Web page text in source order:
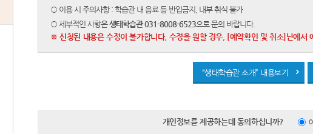
○ 이용 시 주의사항 : 학습관 내 음료 등 반입금지, 내부 취식 불가
○ 세부적인 사항은생태학습관 031-8008-6523으로 문의 바랍니다.
※ 신청된 내용은 수정이 불가합니다. 수정을 원할 경우, [예약확인 및 취소]난에서
“생태학습관 소개” 내용보기
개인정보를 제공하는데 동의하십니까?
예